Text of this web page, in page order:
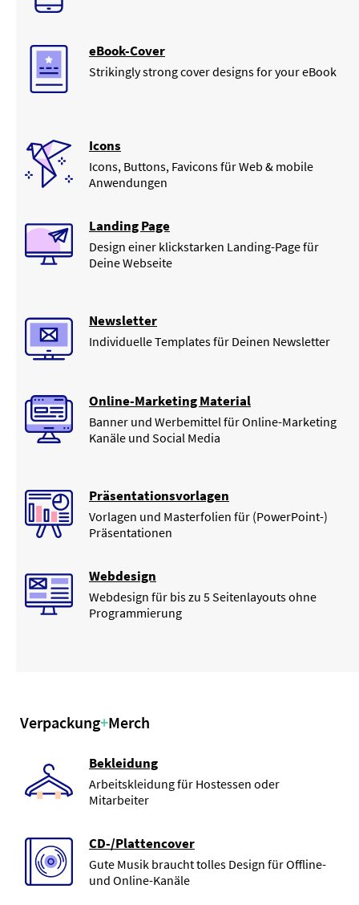
eBook-Cover
Strikingly strong cover designs for your eBook
Icons
Icons, Buttons, Favicons für Web & mobile
Anwendungen
Landing Page
Design einer klickstarken Landing-Page für
Deine Webseite
Newsletter
Individuelle Templates für Deinen Newsletter
Online-Marketing Material
Banner und Werbemittel für Online-Marketing
Kanäle und Social Media
Präsentationsvorlagen
Vorlagen und Masterfolien für (PowerPoint-)
Präsentationen
Webdesign
Webdesign für bis zu 5 Seitenlayouts ohne
Programmierung
Verpackung+Merch
Bekleidung
Arbeitskleidung für Hostessen oder
Mitarbeiter
CD-/Plattencover
Gute Musik braucht tolles Design für Offline-
und Online-Kanäle